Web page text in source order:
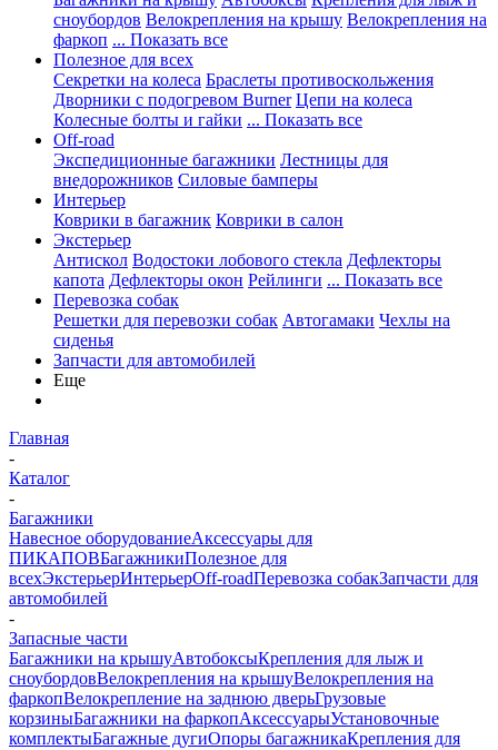
сноубордов Велокрепления на крышу Велокрепления на
фаркоп ... Показать все
Полезное для всех
Секретки на колеса Браслеты противоскольжения
Дворники с подогревом Burner Цепи на колеса
Колесные болты и гайки ... Показать все
Off-road
Экспедиционные багажники Лестницы для
внедорожников Силовые бамперы
Интерьер
Коврики в багажник Коврики в салон
Экстерьер
Антискол Водостоки лобового стекла Дефлекторы
капота Дефлекторы окон Рейлинги ... Показать все
Перевозка собак
Решетки для перевозки собак Автогамаки Чехлы на
сиденья
Запчасти для автомобилей
Еще
Главная
-
Каталог
-
Багажники
Навесное оборудованиеАксессуары для
ПИКАПОВБагажникиПолезное для
всехЭкстерьерИнтерьерOff-roadПеревозка собакЗапчасти для
автомобилей
-
Запасные части
Багажники на крышуАвтобоксыКрепления для лыж и
сноубордовВелокрепления на крышуВелокрепления на
фаркопВелокрепление на заднюю дверьГрузовые
корзиныБагажники на фаркопАксессуарыУстановочные
комплектыБагажные дугиОпоры багажникаКрепления для